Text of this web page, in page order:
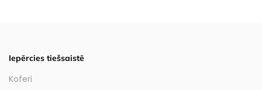
Iepērcies tiešsaistē
Koferi